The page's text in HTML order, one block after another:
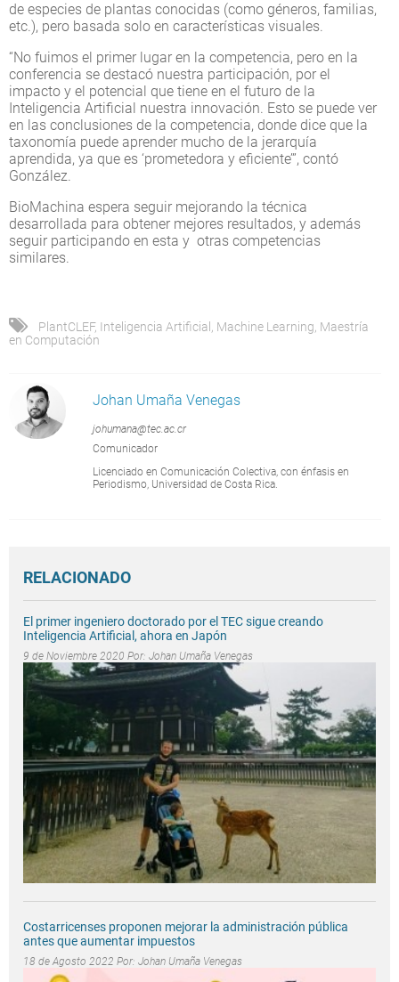
de especies de plantas conocidas (como géneros, familias,
etc.), pero basada solo en características visuales.
“No fuimos el primer lugar en la competencia, pero en la
conferencia se destacó nuestra participación, por el
impacto y el potencial que tiene en el futuro de la
Inteligencia Artificial nuestra innovación. Esto se puede ver
en las conclusiones de la competencia, donde dice que la
taxonomía puede aprender mucho de la jerarquía
aprendida, ya que es ‘prometedora y eficiente’”, contó
González.
BioMachina espera seguir mejorando la técnica
desarrollada para obtener mejores resultados, y además
seguir participando en esta y otras competencias
similares.
PlantCLEF, Inteligencia Artificial Machine Learning Maestría
en Computación
Johan Umaña Venegas
johumana@tec.ac.cr
Comunicador
Licenciado en Comunicación Colectiva, con énfasis en
Periodismo, Universidad de Costa Rica.
RELACIONADO
El primer ingeniero doctorado por el TEC sigue creando
Inteligencia Artificial, ahora en Japón
9 de Noviembre 2020 Por: Johan Umaña Venegas
Costarricenses proponen mejorar la administración pública
antes que aumentar impuestos
18 de Agosto 2022 Por: Johan Umaña Venegas